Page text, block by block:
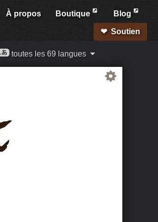
À propos Boutique Blog
Soutien
toutes les 69 langues